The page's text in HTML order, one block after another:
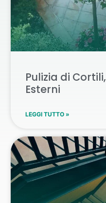
Pulizia di
Esterni
LEGGI TUTTO »